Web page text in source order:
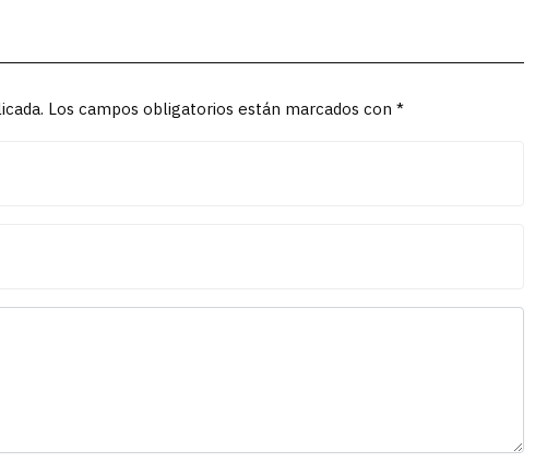
Los campos obligatorios están marcados con *